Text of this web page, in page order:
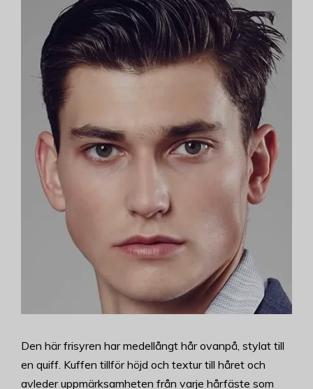
Den här frisyren har medellångt hår ovanpå, stylat till
en quiff. Kuffen tillför höjd och textur till håret och
avleder uppmärksamheten från varje hårfäste som